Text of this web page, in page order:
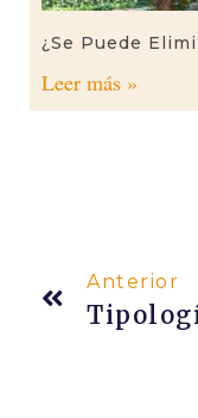
¿Se Puede
Leer más »
Anterior